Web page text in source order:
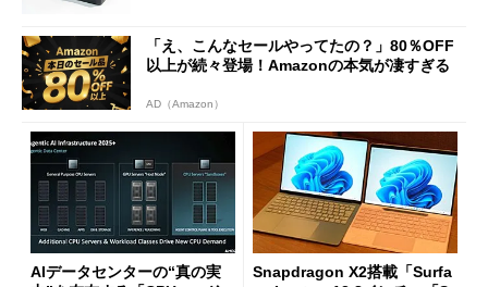
「え、こんなセールやってたの？」80％OFF
以上が続々登場！Amazonの本気が凄すぎる
AD（Amazon）
AIデータセンターの“真の実
Snapdragon X2搭載「Surfa